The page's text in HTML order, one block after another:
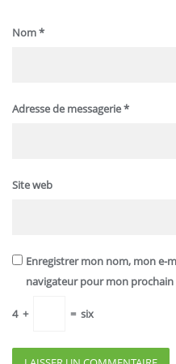
Nom*
Adresse de messagerie*
Site web
Enregistrer mon nom, mon e-
navigateur pour mon
4 + = six